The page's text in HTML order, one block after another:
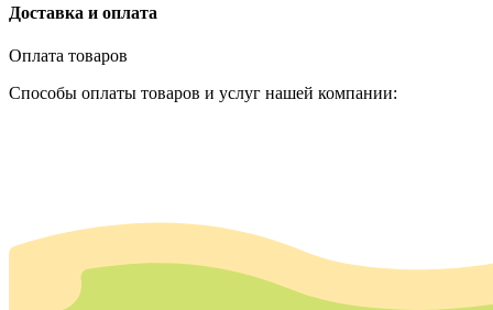
Доставка и оплата
Оплата товаров
Способы оплаты товаров и услуг нашей компании: